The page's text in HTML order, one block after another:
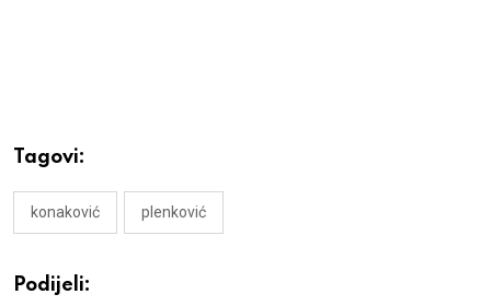
Tagovi:
konaković plenković
Podijeli: